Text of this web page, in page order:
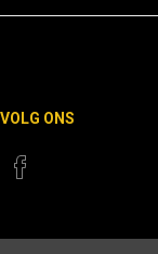
VOLG ONS